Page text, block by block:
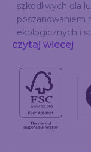
szkodliwych dla
poszanowaniem
ekologicznych i
czytaj wiecej